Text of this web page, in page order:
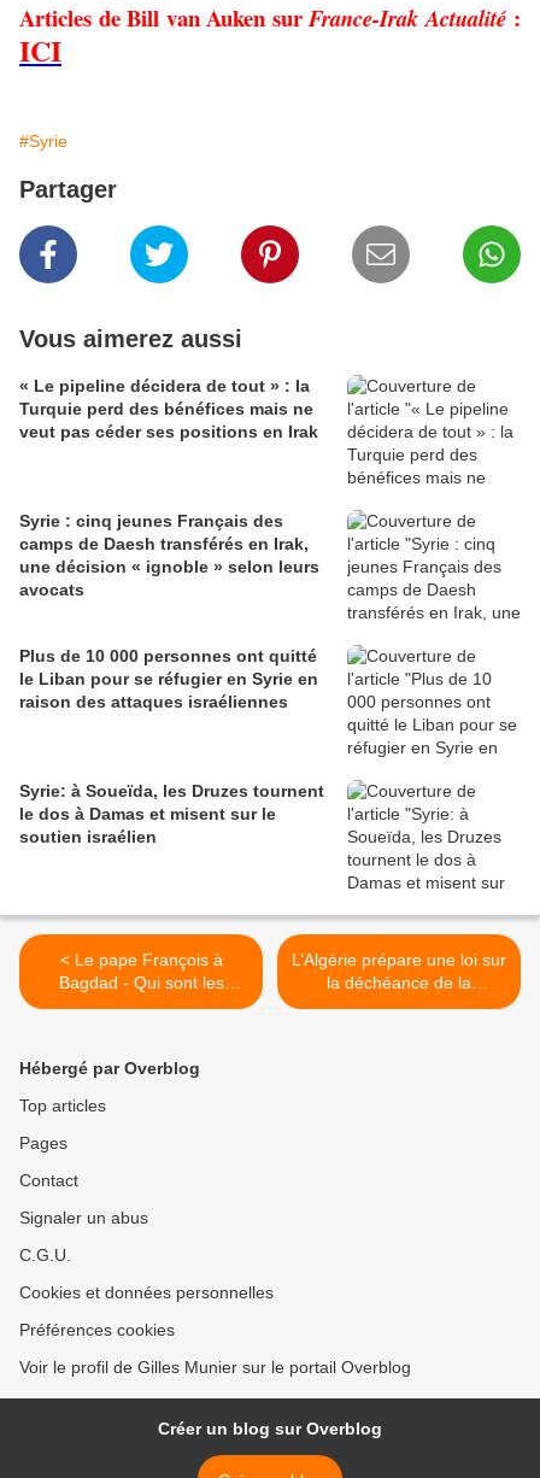
Articles de Bill van Auken surFrance-Irak Actualité:
ICI
#Syrie
Partager
Vous aimerez aussi
« Le pipeline décidera de tout » : la
Turquie perd des bénéfices mais ne
veut pas céder ses positions en Irak
Syrie : cinq jeunes Français des
camps de Daesh transférés en Irak,
une décision « ignoble » selon leurs
avocats
Plus de 10 000 personnes ont quitté
le Liban pour se réfugier en Syrie en
raison des attaques israéliennes
Syrie: à Soueïda, les Druzes tournent
le dos à Damas et misent sur le
soutien israélien
< Le pape François à
Bagdad - Qui sont les
chrétiens d’Irak?
L’Algérie prépare une loi sur
la déchéance de la
nationalité à l’encontre de la
Hébergé par Overblog
Top articles
Pages
Contact
Signaler un abus
C.G.U.
Cookies et données personnelles
Préférences cookies
Voir le profil de Gilles Munier sur le portail Overblog
Créer un blog sur Overblog